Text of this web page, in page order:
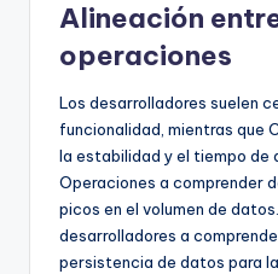
Alineación
operaciones
Los desarrolladores suelen
funcionalidad, mientras que
la estabilidad y el tiempo de
Operaciones a comprender
picos en el volumen de
desarrolladores a
persistencia de datos para